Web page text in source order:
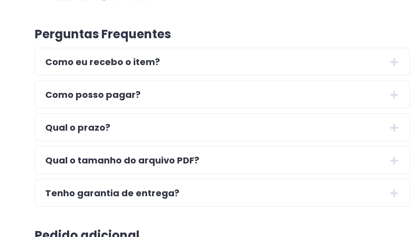
Perguntas Frequentes
Como eu recebo o item?
Como posso pagar?
Qual o prazo?
Qual o tamanho do arquivo PDF?
Tenho garantia de entrega?